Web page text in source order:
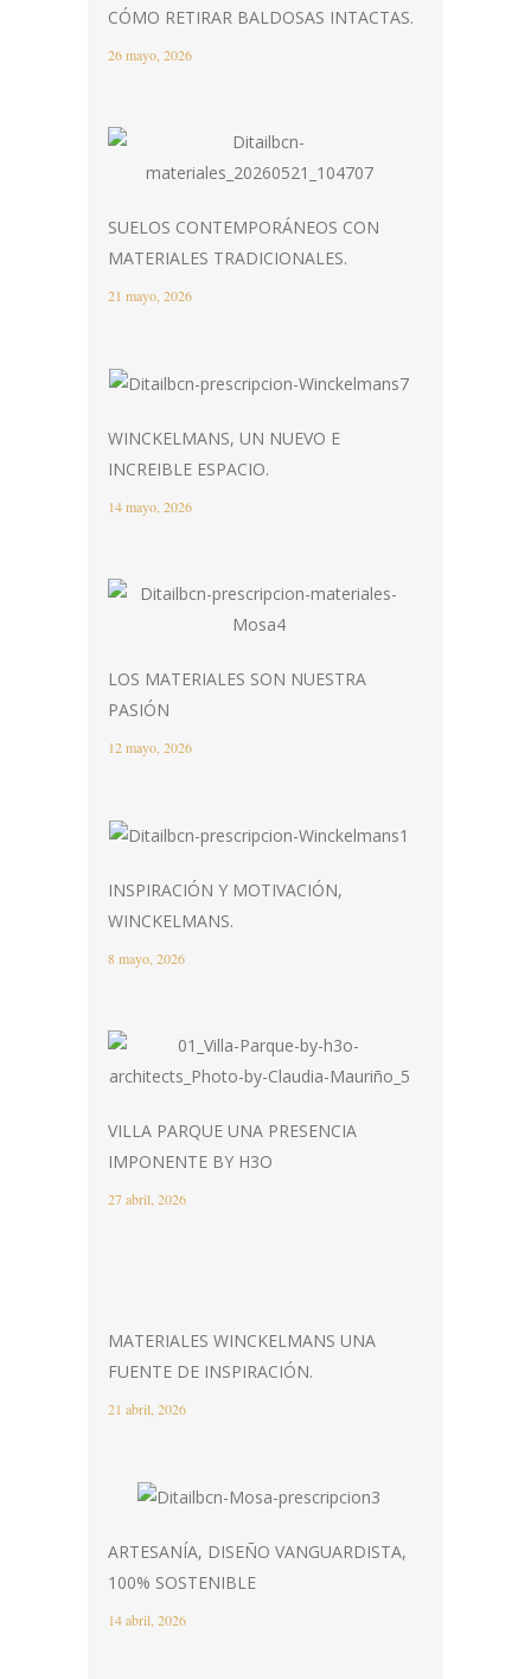
CÓMO RETIRAR BALDOSAS INTACTAS.
26 mayo, 2026
SUELOS CONTEMPORÁNEOS CON
MATERIALES TRADICIONALES.
21 mayo, 2026
WINCKELMANS, UN NUEVO E
INCREIBLE ESPACIO.
14 mayo, 2026
LOS MATERIALES SON NUESTRA
PASIÓN
12 mayo, 2026
INSPIRACIÓN Y MOTIVACIÓN,
WINCKELMANS.
8 mayo, 2026
VILLA PARQUE UNA PRESENCIA
IMPONENTE BY H3O
27 abril, 2026
MATERIALES WINCKELMANS UNA
FUENTE DE INSPIRACIÓN.
21 abril, 2026
ARTESANÍA, DISEÑO VANGUARDISTA,
100% SOSTENIBLE
14 abril, 2026